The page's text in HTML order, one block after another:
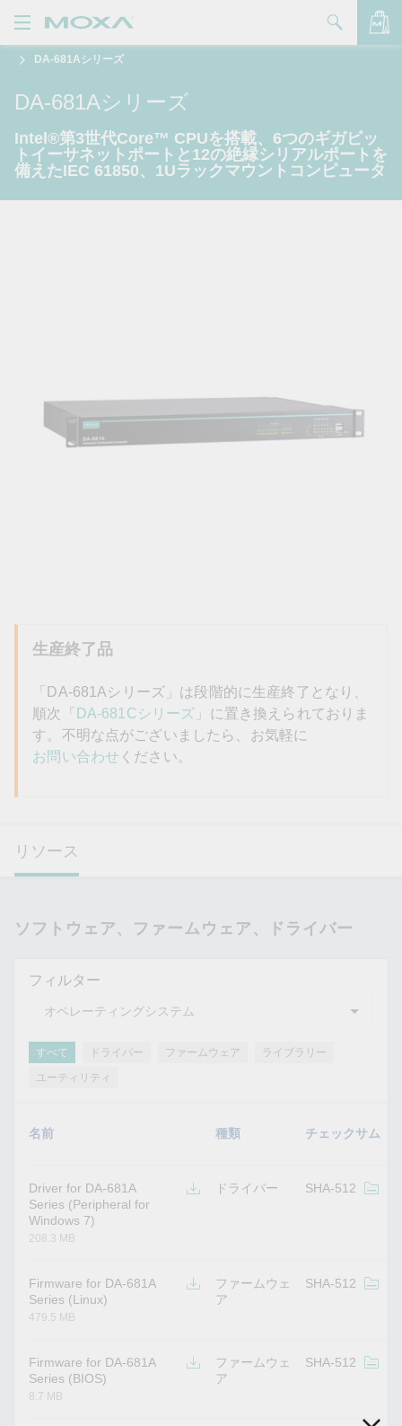
品
リューション
ポート
DA-681Aシリーズ
DA-681Aシリーズ
Intel®第3世代Core™ CPUを搭載、6つのギガビッ
トイーサネットポートと12の絶縁シリアルポートを
備えたIEC 61850、1Uラックマウントコンピュータ
生産終了品
「DA-681Aシリーズ」は段階的に生産終了となり、
順次「 DA-681Cシリーズ 」に置き換えられておりま
す。不明な点がございましたら、お気軽に
お問い合わせ ください。
リソース
ソフトウェア、ファームウェア、ドライバー
フィルター
すべて ドライバー ファームウェア
ライブラリー
ユーティリティ
名前 種類 チェックサム
Driver for DA-681A
Series (Peripheral for
Windows 7)
208.3 MB
ドライバー SHA-512
Firmware for DA-681A
Series (Linux)
479.5 MB
ファームウェ
ア
SHA-512
Firmware for DA-681A
Series (BIOS)
8.7 MB
ファームウェ
ア
SHA-512
バッグを見る